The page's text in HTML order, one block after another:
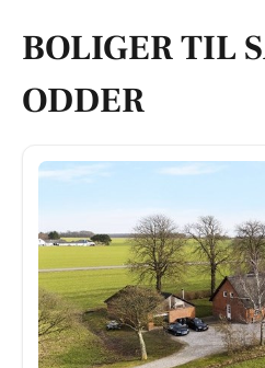
BOLIGER TIL
ODDER